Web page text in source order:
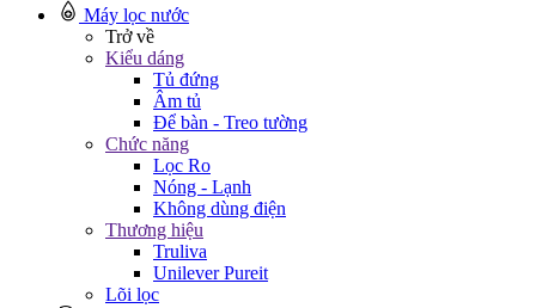
Máy lọc nước
Trở về
Kiểu dáng
Tủ đứng
Âm tủ
Để bàn - Treo tường
Chức năng
Lọc Ro
Nóng - Lạnh
Không dùng điện
Thương hiệu
Truliva
Unilever Pureit
Lõi lọc